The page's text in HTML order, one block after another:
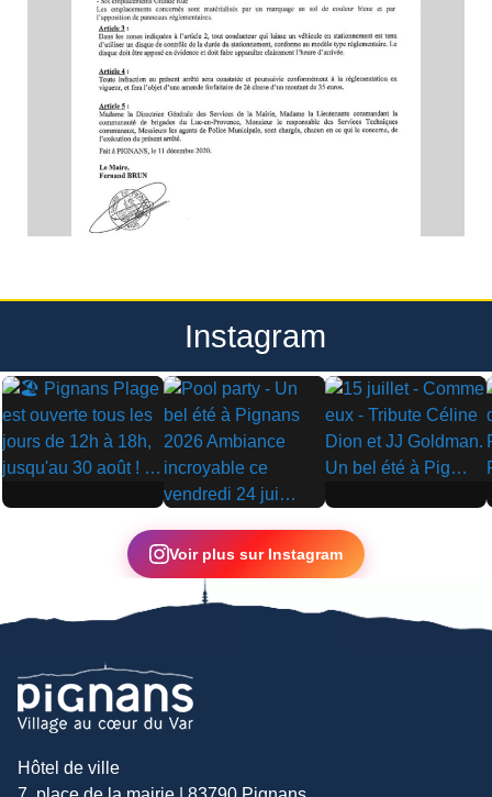
Instagram
▶
▶
▶
Voir plus sur Instagram
Hôtel de ville